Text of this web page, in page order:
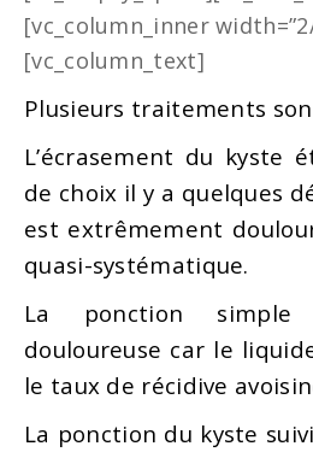
[vc_column_inner
[vc_column_text]
Plusieurs traitements
L’écrasement du kyste
de choix il y a quelques
est extrêmement
quasi-systématique.
La ponction
douloureuse car le
le taux de récidive
La ponction du kyste